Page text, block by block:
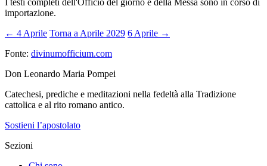
I testi completi dell'Officio del giorno e della Messa sono in corso di
importazione.
← 4 Aprile Torna a Aprile 2029 6 Aprile →
Fonte: divinumofficium.com
Don Leonardo Maria Pompei
Catechesi, prediche e meditazioni nella fedeltà alla Tradizione
cattolica e al rito romano antico.
Sostieni l’apostolato
Sezioni